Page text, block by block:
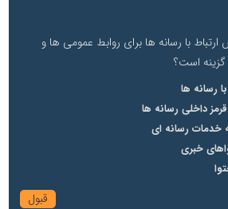
با رسانه ها برای روابط عمومی ها و
است؟
رسانه ها
داخلی رسانه ها
خدمات رسانه ای
خبری